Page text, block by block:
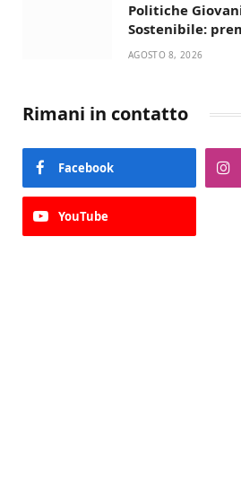
Politiche
Sostenibile:
universitari del
AGOSTO 8, 2026
Rimani in contatto
Facebook
YouTube